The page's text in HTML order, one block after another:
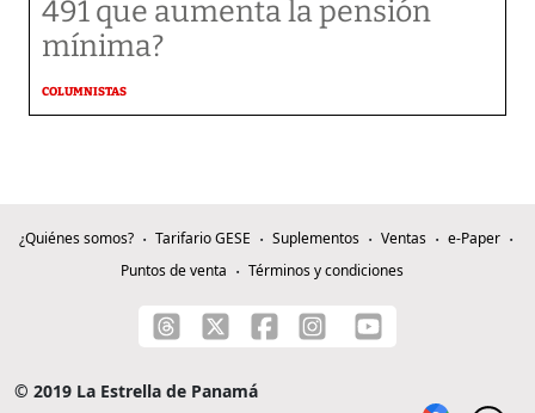
491 que aumenta la pensión
mínima?
COLUMNISTAS
¿Quiénes somos? Tarifario GESE Suplementos Ventas
e-Paper
Puntos de venta
Términos y condiciones
© 2019 La Estrella de Panamá